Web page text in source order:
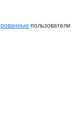
пользователи